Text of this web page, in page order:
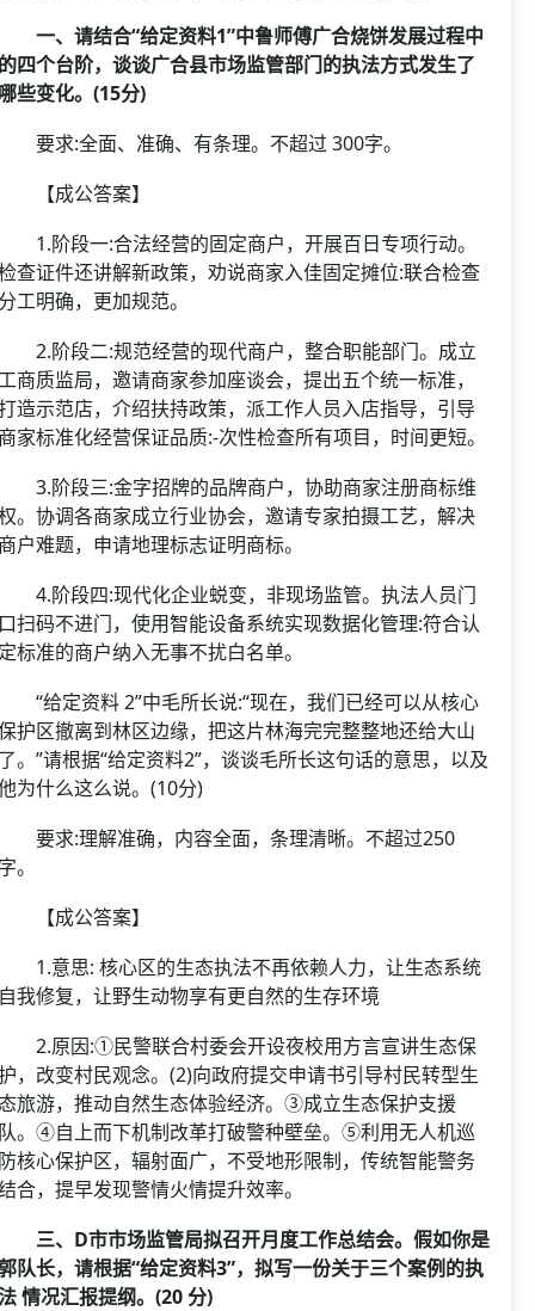
一、请结合“给定资料1”中鲁师傅广合烧饼发展过程中
四个台阶，谈谈广合县市场监管部门的执法方式发生了
些变化。(15分)
求:全面、准确、有条理。不超过 300字。
成公答案】
阶段一:合法经营的固定商户，开展百日专项行动。
查证件还讲解新政策，劝说商家入佳固定摊位:联合检查
工明确，更加规范。
阶段二:规范经营的现代商户，整合职能部门。成立
商质监局，邀请商家参加座谈会，提出五个统一标准，
造示范店，介绍扶持政策，派工作人员入店指导，引导
家标准化经营保证品质:-次性检查所有项目，时间更短。
阶段三:金字招牌的品牌商户，协助商家注册商标维
。协调各商家成立行业协会，邀请专家拍摄工艺，解决
户难题，申请地理标志证明商标。
阶段四:现代化企业蜕变，非现场监管。执法人员门
扫码不进门，使用智能设备系统实现数据化管理:符合认
标准的商户纳入无事不扰白名单。
给定资料 2”中毛所长说:“现在，我们已经可以从核心
护区撤离到林区边缘，把这片林海完完整整地还给大山
。”请根据“给定资料2”，谈谈毛所长这句话的意思，以及
为什么这么说。(10分)
求:理解准确，内容全面，条理清晰。不超过250
。
成公答案】
意思: 核心区的生态执法不再依赖人力，让生态系统
我修复，让野生动物享有更自然的生存环境
原因:①民警联合村委会开设夜校用方言宣讲生态保
，改变村民观念。(2)向政府提交申请书引导村民转型生
旅游，推动自然生态体验经济。③成立生态保护支援
。④自上而下机制改革打破警种壁垒。⑤利用无人机巡
核心保护区，辐射面广，不受地形限制，传统智能警务
合，提早发现警情火情提升效率。
、D市市场监管局拟召开月度工作总结会。假如你是
队长，请根据“给定资料3”，拟写一份关于三个案例的执
情况汇报提纲。(20 分)